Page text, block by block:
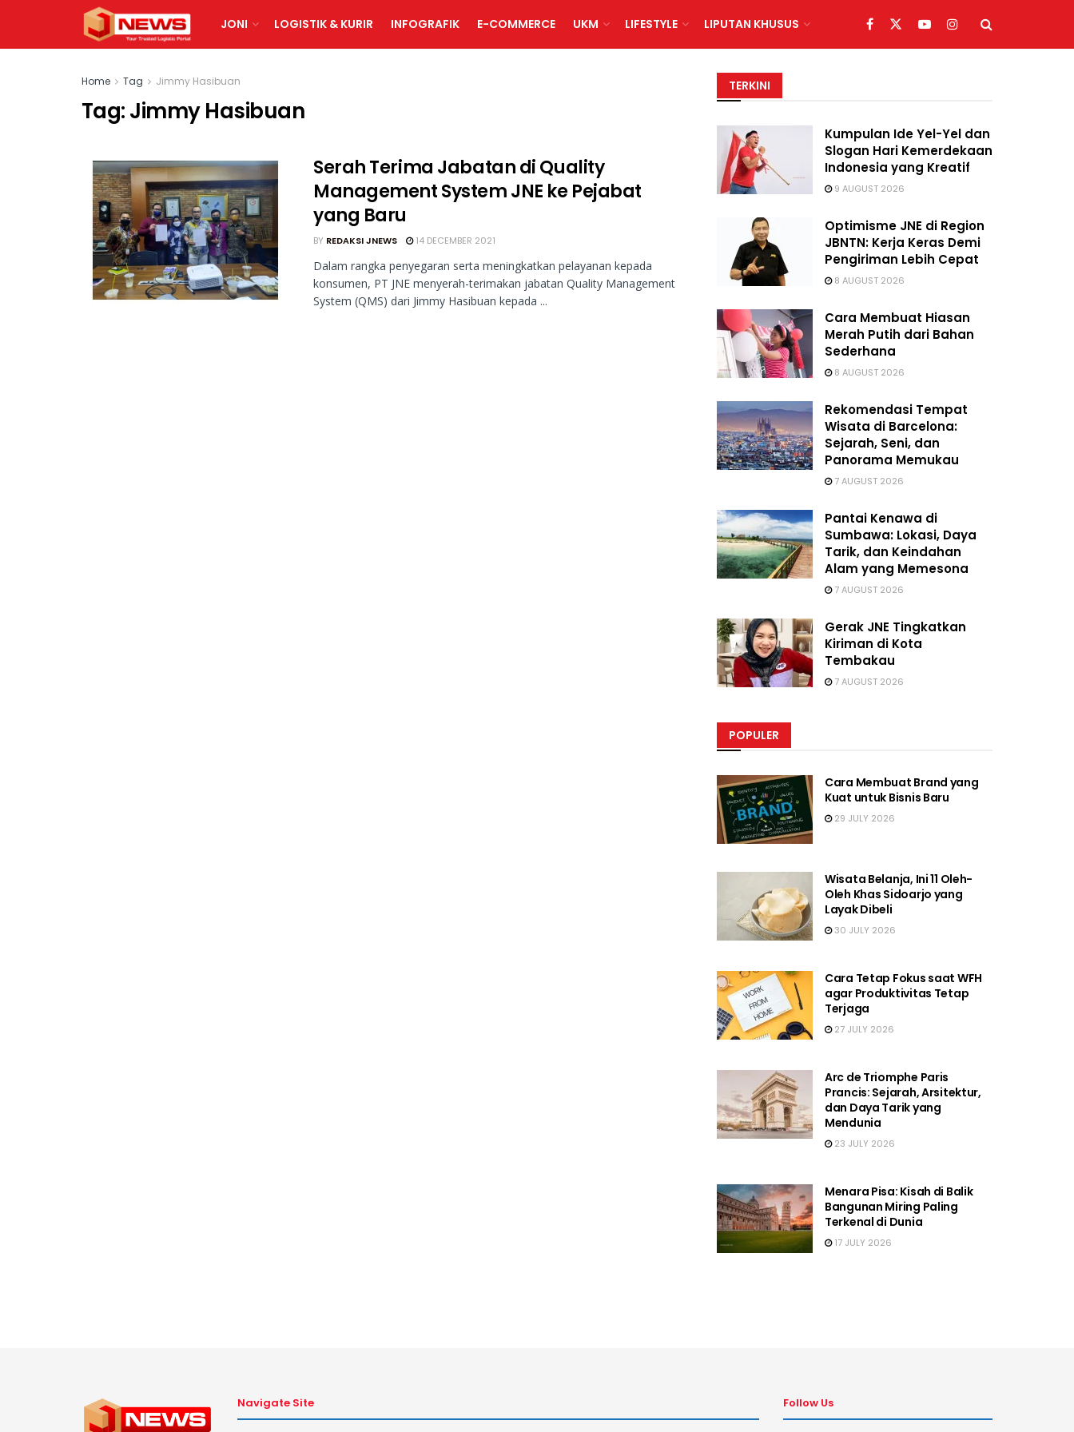
JONI LOGISTIK & KURIR INFOGRAFIK E-COMMERCE UKM LIFESTYLE LIPUTAN KHUSUS
Home Tag Jimmy Hasibuan
Tag:Jimmy Hasibuan
Serah Terima Jabatan di Quality
Management System JNE ke Pejabat
yang Baru
BY REDAKSI JNEWS 14 DECEMBER 2021
Dalam rangka penyegaran serta meningkatkan pelayanan kepada
konsumen, PT JNE menyerah-terimakan jabatan Quality Management
System (QMS) dari Jimmy Hasibuan kepada ...
TERKINI
Kumpulan Ide Yel-Yel dan
Slogan Hari Kemerdekaan
Indonesia yang Kreatif
9 AUGUST 2026
Optimisme JNE di Region
JBNTN: Kerja Keras Demi
Pengiriman Lebih Cepat
8 AUGUST 2026
Cara Membuat Hiasan
Merah Putih dari Bahan
Sederhana
8 AUGUST 2026
Rekomendasi Tempat
Wisata di Barcelona:
Sejarah, Seni, dan
Panorama Memukau
7 AUGUST 2026
Pantai Kenawa di
Sumbawa: Lokasi, Daya
Tarik, dan Keindahan
Alam yang Memesona
7 AUGUST 2026
Gerak JNE Tingkatkan
Kiriman di Kota
Tembakau
7 AUGUST 2026
POPULER
Cara Membuat Brand yang
Kuat untuk Bisnis Baru
29 JULY 2026
Wisata Belanja, Ini 11 Oleh-
Oleh Khas Sidoarjo yang
Layak Dibeli
30 JULY 2026
Cara Tetap Fokus saat WFH
agar Produktivitas Tetap
Terjaga
27 JULY 2026
Arc de Triomphe Paris
Prancis: Sejarah, Arsitektur,
dan Daya Tarik yang
Mendunia
23 JULY 2026
Menara Pisa: Kisah di Balik
Bangunan Miring Paling
Terkenal di Dunia
17 JULY 2026
Navigate Site Follow Us